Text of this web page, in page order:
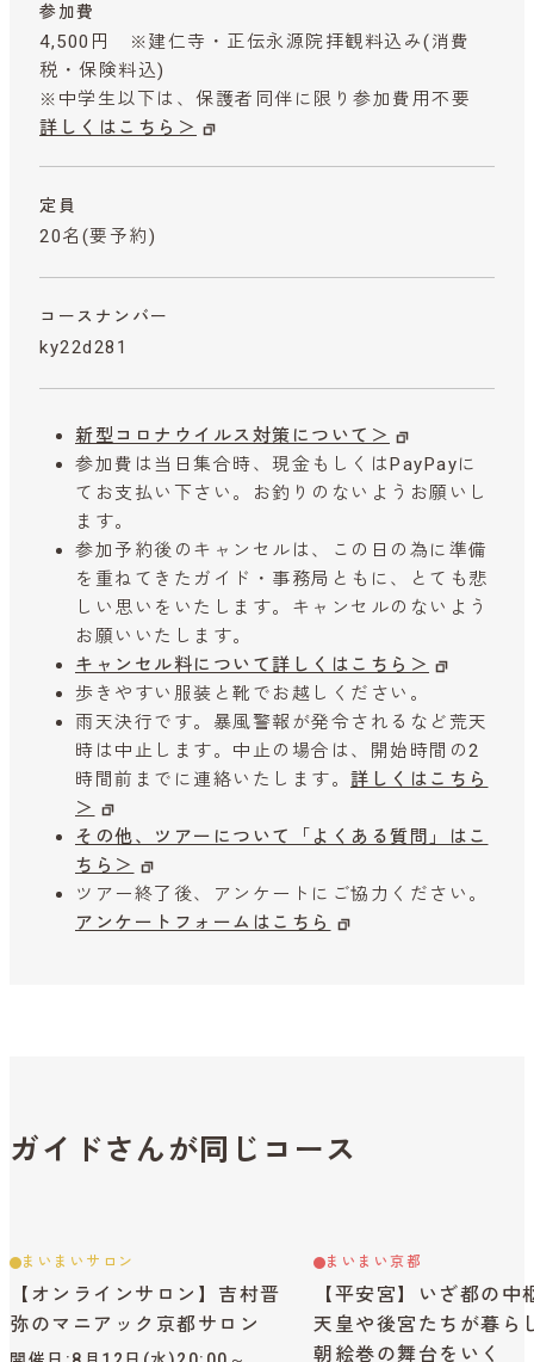
参加費
4,500円 ※建仁寺・正伝永源院拝観料込み(消費
税・保険料込)
※中学生以下は、保護者同伴に限り参加費用不要
詳しくはこちら＞
定員
20名(要予約)
コースナンバー
ky22d281
新型コロナウイルス対策について＞
参加費は当日集合時、現金もしくはPayPayに
てお支払い下さい。お釣りのないようお願いし
ます。
参加予約後のキャンセルは、この日の為に準備
を重ねてきたガイド・事務局ともに、とても悲
しい思いをいたします。キャンセルのないよう
お願いいたします。
キャンセル料について詳しくはこちら＞
歩きやすい服装と靴でお越しください。
雨天決行です。暴風警報が発令されるなど荒天
時は中止します。中止の場合は、開始時間の2
時間前までに連絡いたします。 詳しくはこちら
＞
その他、ツアーについて「よくある質問」はこ
ちら＞
ツアー終了後、アンケートにご協力ください。
アンケートフォームはこちら
ガイドさんが同じコース
まいまいサロン
【オンラインサロン】吉村晋
弥のマニアック京都サロン
まいまい京都
【平安宮】いざ都の中
天皇や後宮たちが暮ら
朝絵巻の舞台をいく